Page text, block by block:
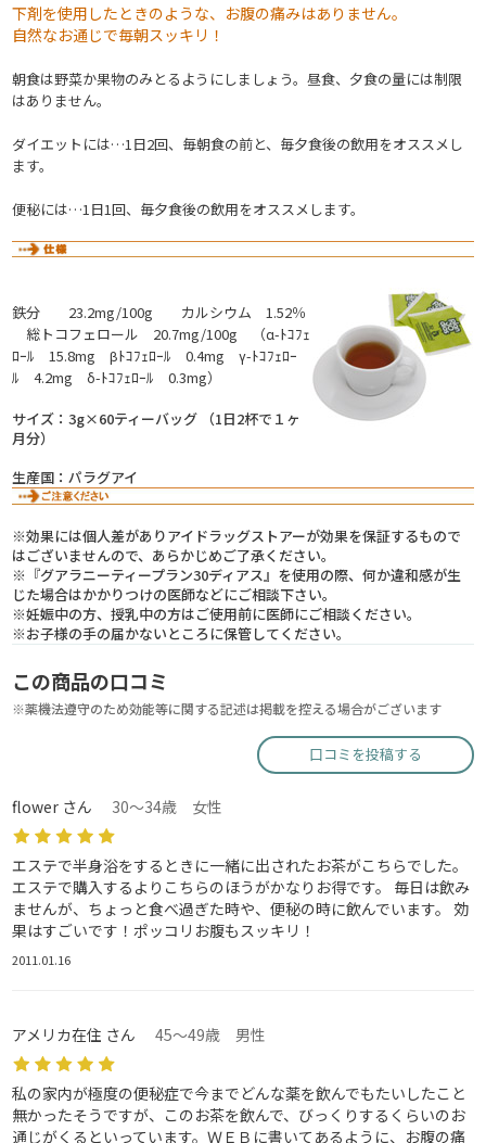
下剤を使用したときのような、お腹の痛みはありません。
自然なお通じで毎朝スッキリ！
朝食は野菜か果物のみとるようにしましょう。昼食、夕食の量には制限
はありません。
ダイエットには…1日2回、毎朝食の前と、毎夕食後の飲用をオススメし
ます。
便秘には…1日1回、毎夕食後の飲用をオススメします。
鉄分 23.2mg/100g カルシウム 1.52％
総トコフェロール 20.7mg/100g （α-ﾄｺﾌｪ
ﾛｰﾙ 15.8mg βﾄｺﾌｪﾛｰﾙ 0.4mg γ-ﾄｺﾌｪﾛｰ
ﾙ 4.2mg δ-ﾄｺﾌｪﾛｰﾙ 0.3mg）
サイズ：3g×60ティーバッグ （1日2杯で１ヶ
月分）
生産国：パラグアイ
※効果には個人差がありアイドラッグストアーが効果を保証するもので
はございませんので、あらかじめご了承ください。
※『グアラニーティープラン30ディアス』を使用の際、何か違和感が生
じた場合はかかりつけの医師などにご相談下さい。
※妊娠中の方、授乳中の方はご使用前に医師にご相談ください。
※お子様の手の届かないところに保管してください。
この商品の口コミ
※薬機法遵守のため効能等に関する記述は掲載を控える場合がございます
口コミを投稿する
flower さん 30～34歳 女性
エステで半身浴をするときに一緒に出されたお茶がこちらでした。
エステで購入するよりこちらのほうがかなりお得です。 毎日は飲み
ませんが、ちょっと食べ過ぎた時や、便秘の時に飲んでいます。 効
果はすごいです！ポッコリお腹もスッキリ！
2011.01.16
アメリカ在住 さん 45～49歳 男性
私の家内が極度の便秘症で今までどんな薬を飲んでもたいしたこと
無かったそうですが、このお茶を飲んで、びっくりするくらいのお
通じがくるといっています。ＷＥＢに書いてあるように、お腹の痛